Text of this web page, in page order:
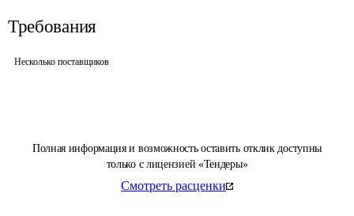
Полная информация и возможность оставить отклик доступны
только с лицензией «Тендеры»
Смотреть расценки
Требования
Несколько поставщиков